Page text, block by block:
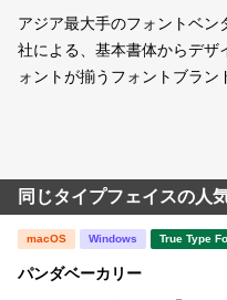
アジア最大手のフォントベ
社による、基本書体からデザ
ォントが揃うフォントブラン
同じタイプフェイスの人
macOS Windows True Type
パンダベーカリー